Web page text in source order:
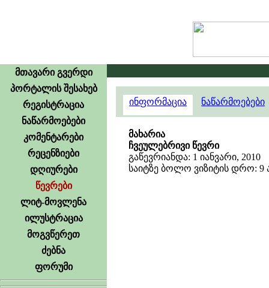
მთავარი გვერდი
პორტალის შესახებ
რეგისტრაცია
ნაწარმოებები
კომენტარები
რეცენზიები
დღიურები
წევრები
ლიტ-მოვლენა
ილუსტრაცია
მოგვწერეთ
ძებნა
ფორუმი
ინფორმაცია ნაწარმოებები
მახარია
ჩვეულებრივი წევრი
გაწევრიანდა: 1 იანვარი, 2010
საიტზე ბოლო ვიზიტის დრო: 9